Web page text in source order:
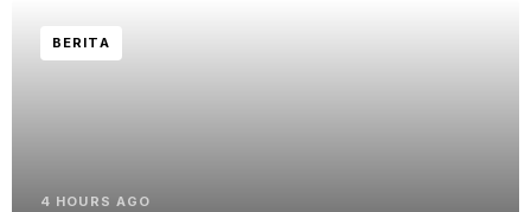
BERITA
4 HOURS AGO